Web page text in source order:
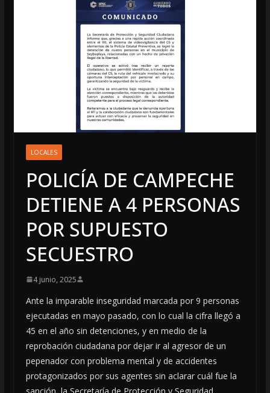
LOCALES
POLICÍA DE CAMPECHE
DETIENE A 4 PERSONAS
POR SUPUESTO
SECUESTRO
4 junio, 2025
Ante la imparable inseguridad marcada por 9 personas
ejecutadas en mayo pasado, con lo cual la cifra llegó a
45 en el año sin detenciones, y en medio de la
reprobación ciudadana por dejar ir al agresor de un
pepenador con problema mental y de accidentes
protagonizados por sus agentes sin aclarar cuál fue la
sanción, la Secretaría de Protección y Seguridad